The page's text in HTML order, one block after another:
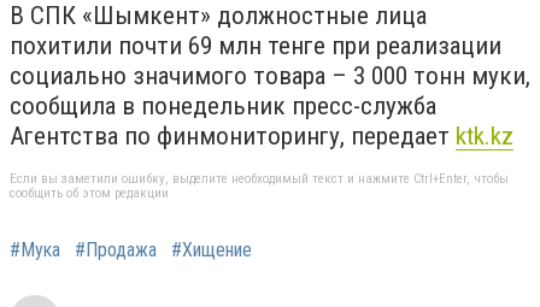
В СПК «Шымкент» должностные лица
похитили почти 69 млн тенге при реализации
социально значимого товара – 3 000 тонн муки,
сообщила в понедельник пресс-служба
Агентства по финмониторингу, передает ktk.kz
Если вы заметили ошибку, выделите необходимый текст и нажмите Ctrl+Enter, чтобы
сообщить об этом редакции
#Мука #Продажа #Хищение